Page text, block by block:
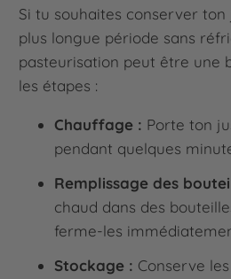
Si tu souhaites conserver
plus longue période sans
pasteurisation peut être une
les étapes :
Chauffage : Porte ton
pendant quelques
Remplissage des
chaud dans des
ferme-les
Stockage : Conserve